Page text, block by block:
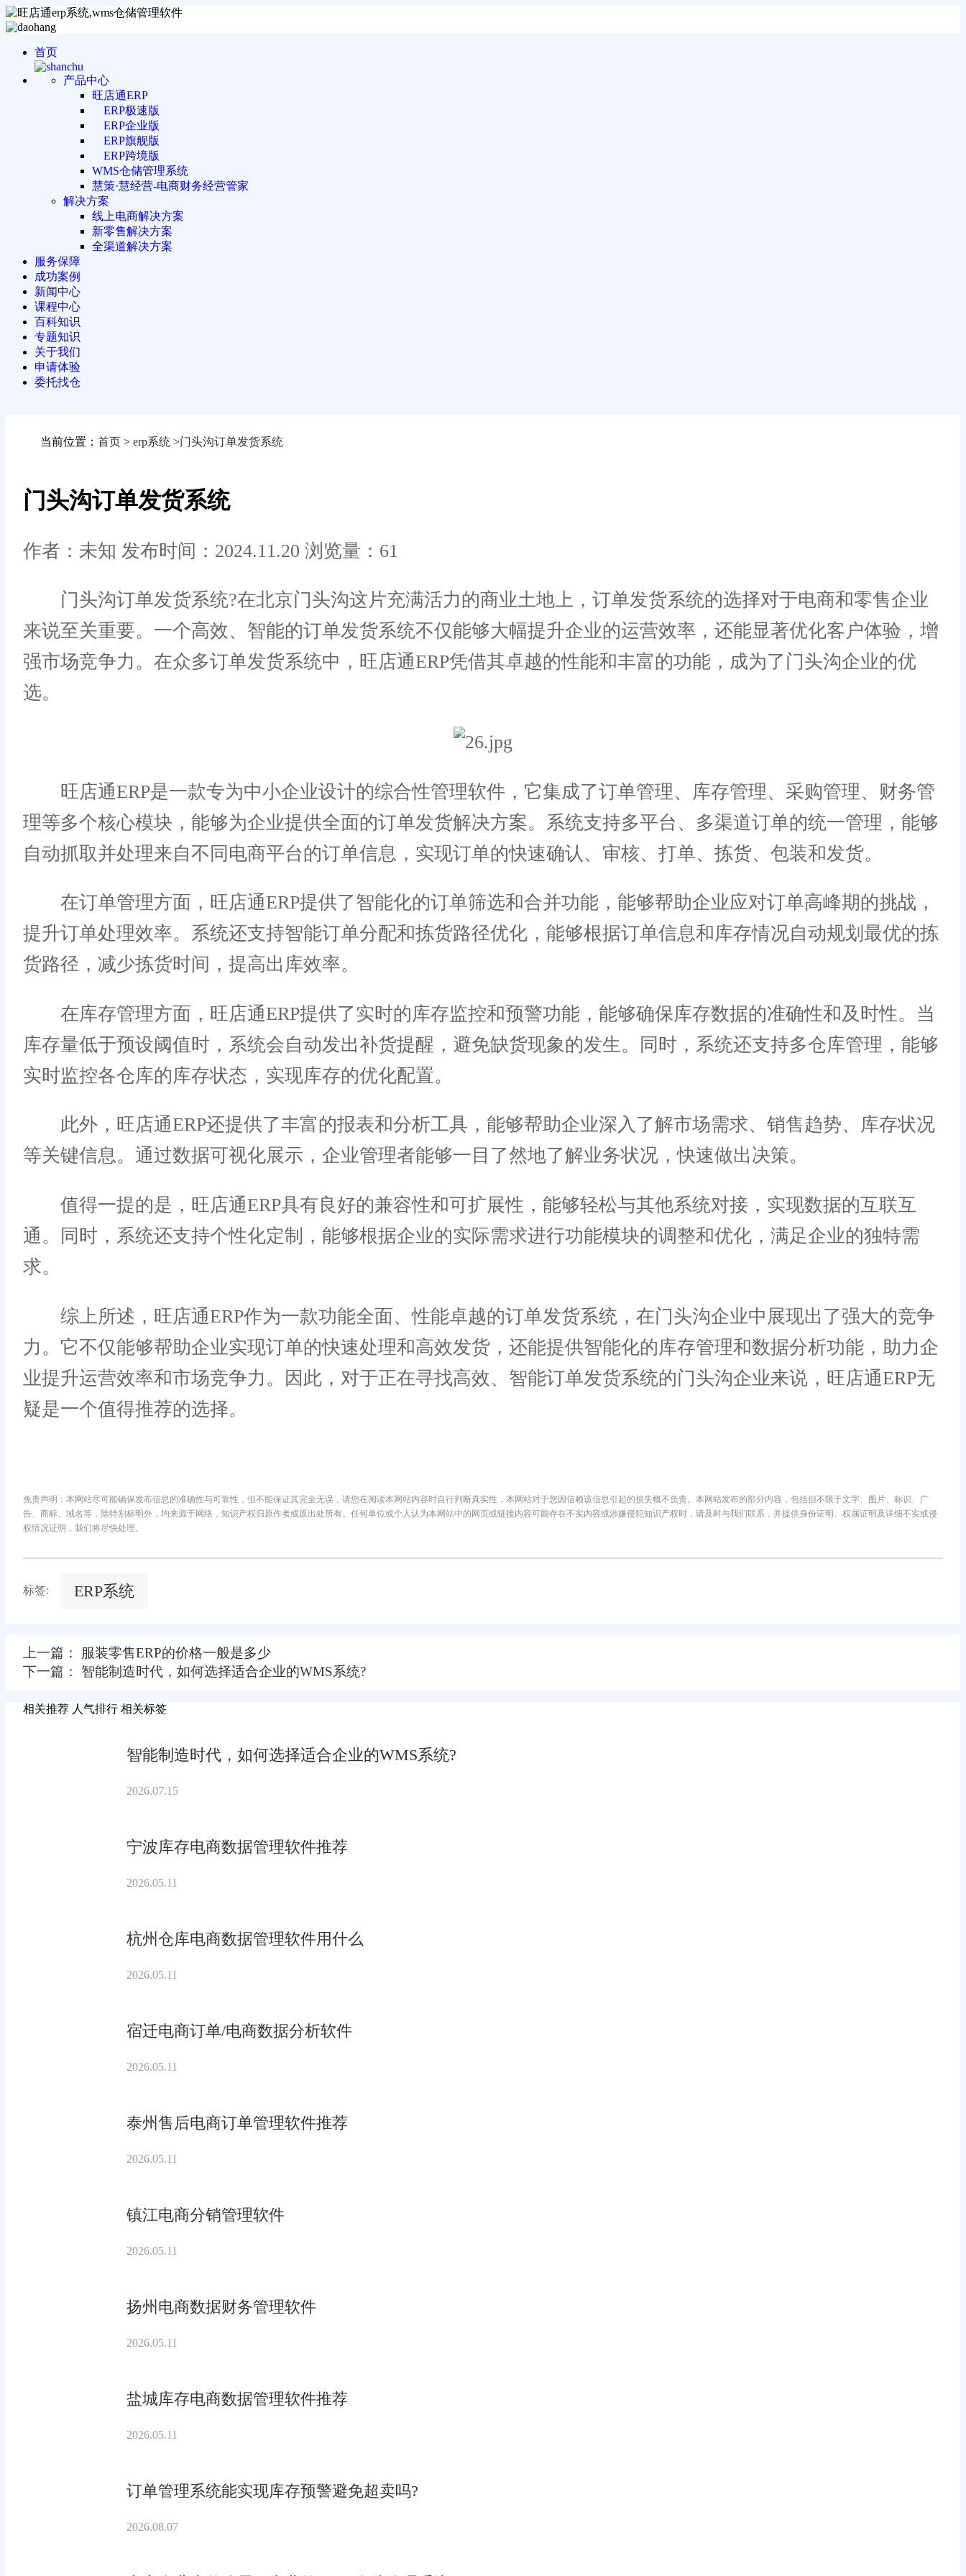
首页
产品中心
旺店通ERP
ERP极速版
ERP企业版
ERP旗舰版
ERP跨境版
WMS仓储管理系统
慧策·慧经营-电商财务经营管家
解决方案
线上电商解决方案
新零售解决方案
全渠道解决方案
服务保障
成功案例
新闻中心
课程中心
百科知识
专题知识
关于我们
申请体验
委托找仓
当前位置： 首页 > erp系统 >门头沟订单发货系统
门头沟订单发货系统
作者：未知 发布时间：2024.11.20 浏览量：61
门头沟订单发货系统?在北京门头沟这片充满活力的商业土地上，订单发货系统的选择对于电商和零售企业
来说至关重要。一个高效、智能的订单发货系统不仅能够大幅提升企业的运营效率，还能显著优化客户体验，增
强市场竞争力。在众多订单发货系统中，旺店通ERP凭借其卓越的性能和丰富的功能，成为了门头沟企业的优
选。
旺店通ERP是一款专为中小企业设计的综合性管理软件，它集成了订单管理、库存管理、采购管理、财务管
理等多个核心模块，能够为企业提供全面的订单发货解决方案。系统支持多平台、多渠道订单的统一管理，能够
自动抓取并处理来自不同电商平台的订单信息，实现订单的快速确认、审核、打单、拣货、包装和发货。
在订单管理方面，旺店通ERP提供了智能化的订单筛选和合并功能，能够帮助企业应对订单高峰期的挑战，
提升订单处理效率。系统还支持智能订单分配和拣货路径优化，能够根据订单信息和库存情况自动规划最优的拣
货路径，减少拣货时间，提高出库效率。
在库存管理方面，旺店通ERP提供了实时的库存监控和预警功能，能够确保库存数据的准确性和及时性。当
库存量低于预设阈值时，系统会自动发出补货提醒，避免缺货现象的发生。同时，系统还支持多仓库管理，能够
实时监控各仓库的库存状态，实现库存的优化配置。
此外，旺店通ERP还提供了丰富的报表和分析工具，能够帮助企业深入了解市场需求、销售趋势、库存状况
等关键信息。通过数据可视化展示，企业管理者能够一目了然地了解业务状况，快速做出决策。
值得一提的是，旺店通ERP具有良好的兼容性和可扩展性，能够轻松与其他系统对接，实现数据的互联互
通。同时，系统还支持个性化定制，能够根据企业的实际需求进行功能模块的调整和优化，满足企业的独特需
求。
综上所述，旺店通ERP作为一款功能全面、性能卓越的订单发货系统，在门头沟企业中展现出了强大的竞争
力。它不仅能够帮助企业实现订单的快速处理和高效发货，还能提供智能化的库存管理和数据分析功能，助力企
业提升运营效率和市场竞争力。因此，对于正在寻找高效、智能订单发货系统的门头沟企业来说，旺店通ERP无
疑是一个值得推荐的选择。
免责声明：本网站尽可能确保发布信息的准确性与可靠性，但不能保证其完全无误，请您在阅读本网站内容时自行判断真实性，本网站对于您因信赖该信息引起的损失概不负责。本网站发布的部分内容，包括但不限于文字、图片、标识、广
告、商标、域名等，除特别标明外，均来源于网络，知识产权归原作者或原出处所有。任何单位或个人认为本网站中的网页或链接内容可能存在不实内容或涉嫌侵犯知识产权时，请及时与我们联系，并提供身份证明、权属证明及详细不实或侵
权情况证明，我们将尽快处理。
标签: ERP系统
上一篇： 服装零售ERP的价格一般是多少
下一篇： 智能制造时代，如何选择适合企业的WMS系统?
相关推荐 人气排行 相关标签
智能制造时代，如何选择适合企业的WMS系统?
2026.07.15
宁波库存电商数据管理软件推荐
2026.05.11
杭州仓库电商数据管理软件用什么
2026.05.11
宿迁电商订单/电商数据分析软件
2026.05.11
泰州售后电商订单管理软件推荐
2026.05.11
镇江电商分销管理软件
2026.05.11
扬州电商数据财务管理软件
2026.05.11
盐城库存电商数据管理软件推荐
2026.05.11
订单管理系统能实现库存预警避免超卖吗?
2026.08.07